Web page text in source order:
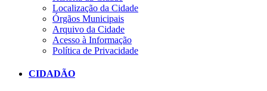
Localização da Cidade
Órgãos Municipais
Arquivo da Cidade
Acesso à Informação
Política de Privacidade
CIDADÃO